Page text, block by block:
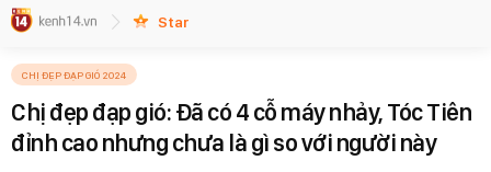
Star
CHỊ ĐẸP ĐẠP GIÓ 2024
Chị đẹp đạp gió: Đã có 4 cỗ máy nhảy, Tóc Tiên
đỉnh cao nhưng chưa là gì so với người này